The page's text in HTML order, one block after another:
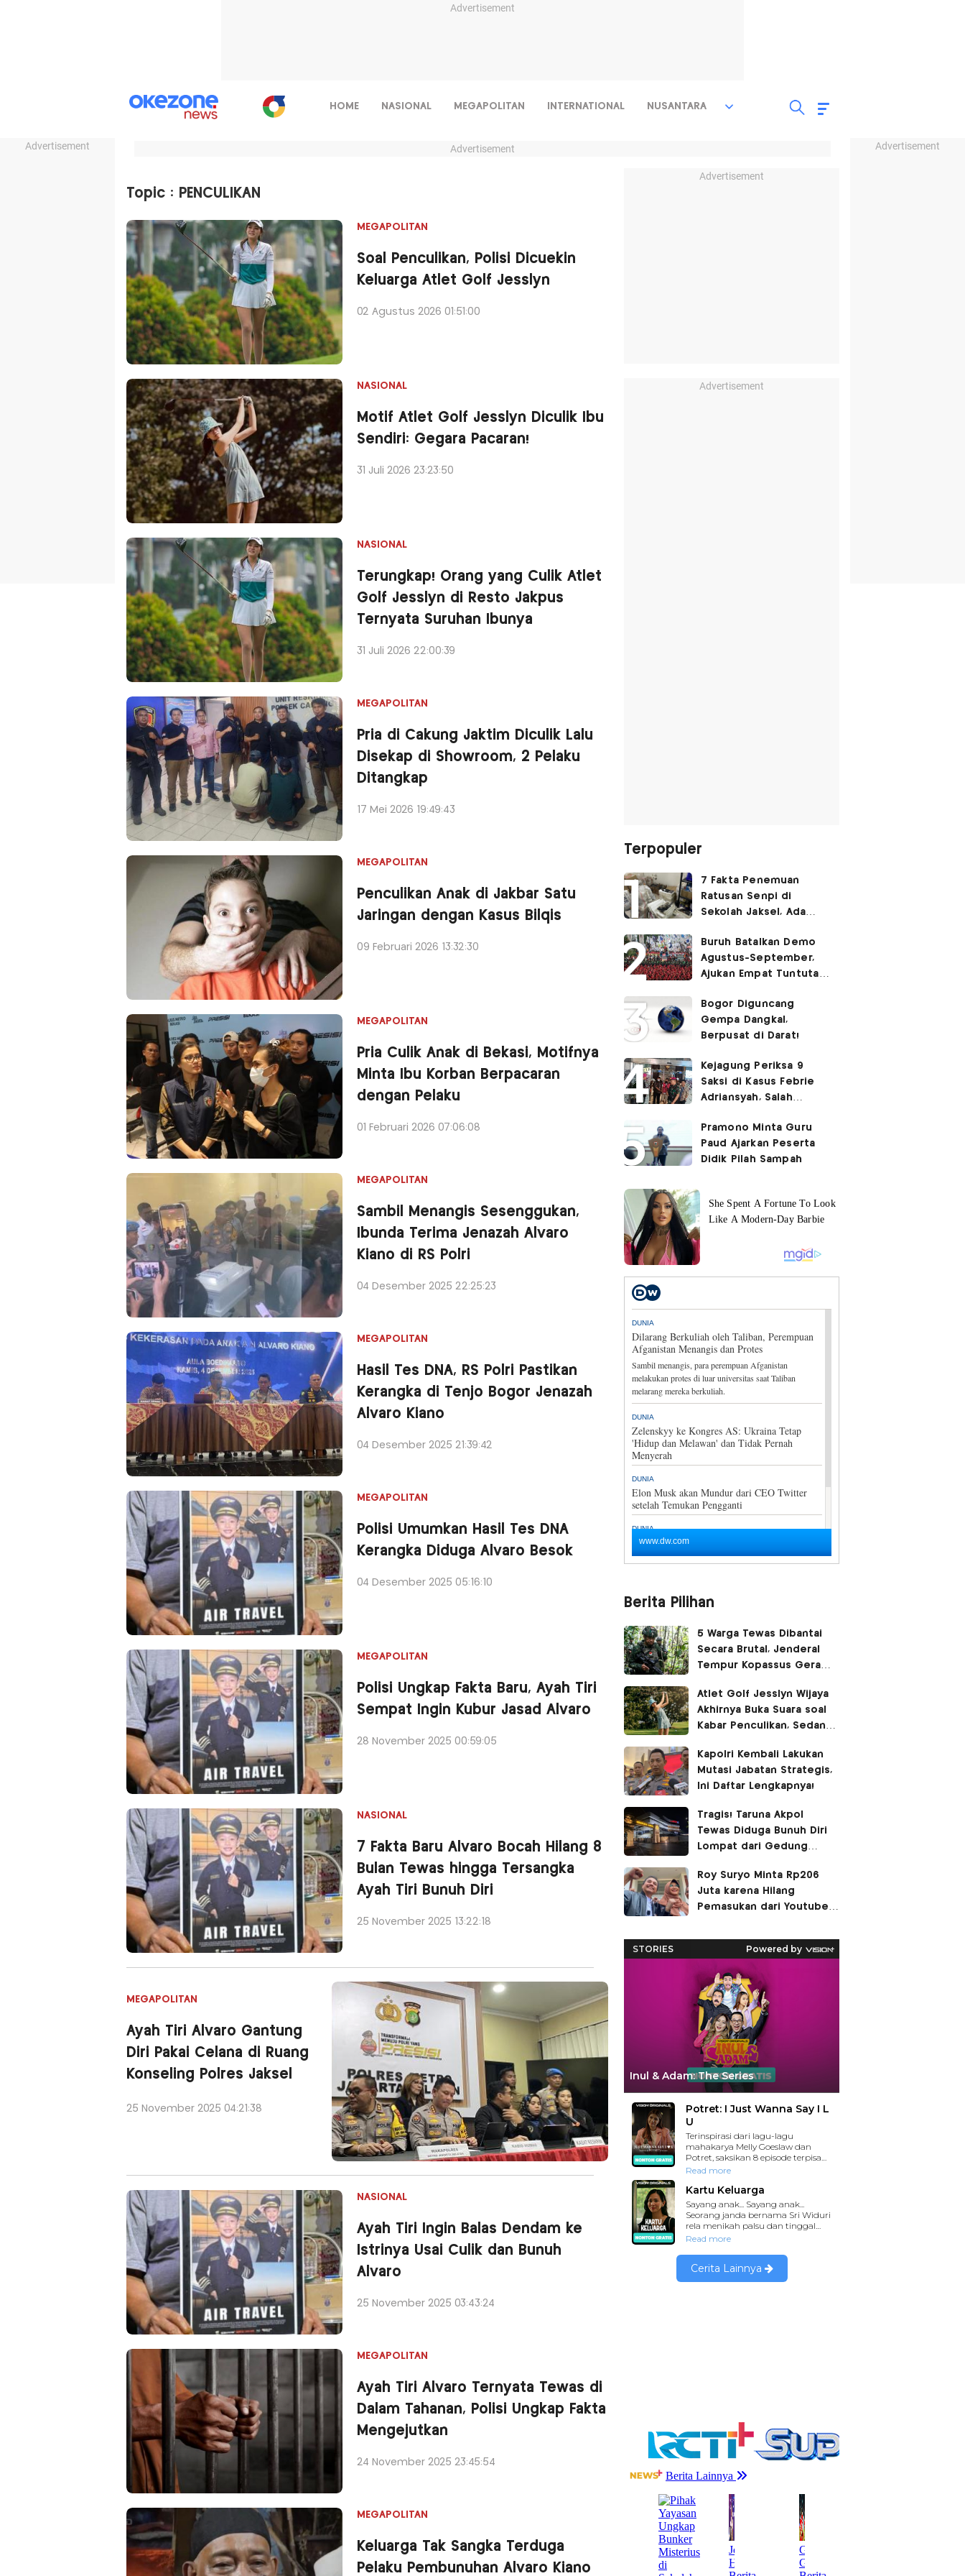
Advertisement
Advertisement Advertisement
HOME NASIONAL MEGAPOLITAN INTERNATIONAL NUSANTARA
Advertisement
Topic : PENCULIKAN
MEGAPOLITAN
Soal Penculikan, Polisi Dicuekin
Keluarga Atlet Golf Jesslyn
02 Agustus 2026 01:51:00
NASIONAL
Motif Atlet Golf Jesslyn Diculik Ibu
Sendiri: Gegara Pacaran!
31 Juli 2026 23:23:50
NASIONAL
Terungkap! Orang yang Culik Atlet
Golf Jesslyn di Resto Jakpus
Ternyata Suruhan Ibunya
31 Juli 2026 22:00:39
MEGAPOLITAN
Pria di Cakung Jaktim Diculik Lalu
Disekap di Showroom, 2 Pelaku
Ditangkap
17 Mei 2026 19:49:43
MEGAPOLITAN
Penculikan Anak di Jakbar Satu
Jaringan dengan Kasus Bilqis
09 Februari 2026 13:32:30
MEGAPOLITAN
Pria Culik Anak di Bekasi, Motifnya
Minta Ibu Korban Berpacaran
dengan Pelaku
01 Februari 2026 07:06:08
MEGAPOLITAN
Sambil Menangis Sesenggukan,
Ibunda Terima Jenazah Alvaro
Kiano di RS Polri
04 Desember 2025 22:25:23
MEGAPOLITAN
Hasil Tes DNA, RS Polri Pastikan
Kerangka di Tenjo Bogor Jenazah
Alvaro Kiano
04 Desember 2025 21:39:42
MEGAPOLITAN
Polisi Umumkan Hasil Tes DNA
Kerangka Diduga Alvaro Besok
04 Desember 2025 05:16:10
MEGAPOLITAN
Polisi Ungkap Fakta Baru, Ayah Tiri
Sempat Ingin Kubur Jasad Alvaro
28 November 2025 00:59:05
NASIONAL
7 Fakta Baru Alvaro Bocah Hilang 8
Bulan Tewas hingga Tersangka
Ayah Tiri Bunuh Diri
25 November 2025 13:22:18
MEGAPOLITAN
Ayah Tiri Alvaro Gantung
Diri Pakai Celana di Ruang
Konseling Polres Jaksel
25 November 2025 04:21:38
NASIONAL
Ayah Tiri Ingin Balas Dendam ke
Istrinya Usai Culik dan Bunuh
Alvaro
25 November 2025 03:43:24
MEGAPOLITAN
Ayah Tiri Alvaro Ternyata Tewas di
Dalam Tahanan, Polisi Ungkap Fakta
Mengejutkan
24 November 2025 23:45:54
MEGAPOLITAN
Keluarga Tak Sangka Terduga
Pelaku Pembunuhan Alvaro Kiano
Advertisement
Advertisement
Terpopuler
7 Fakta Penemuan
Ratusan Senpi di
Sekolah Jaksel, Ada
Ruang Bunker
Buruh Batalkan Demo
Agustus-September,
Ajukan Empat Tuntutan
Bogor Diguncang
Gempa Dangkal,
Berpusat di Darat!
Kejagung Periksa 9
Saksi di Kasus Febrie
Adriansyah, Salah
Pramono Minta Guru
Paud Ajarkan Peserta
Didik Pilah Sampah
Berita Pilihan
5 Warga Tewas Dibantai
Secara Brutal, Jenderal
Tempur Kopassus Geram
Atlet Golf Jesslyn Wijaya
Akhirnya Buka Suara soal
Kabar Penculikan, Sedang
Kapolri Kembali Lakukan
Mutasi Jabatan Strategis,
Ini Daftar Lengkapnya!
Tragis! Taruna Akpol
Tewas Diduga Bunuh Diri
Lompat dari Gedung
Roy Suryo Minta Rp206
Juta karena Hilang
Pemasukan dari Youtube
Reaksi Polda Metro